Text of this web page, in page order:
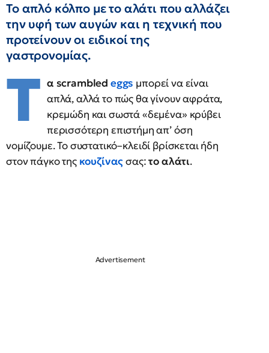
Το απλό κόλπο με το αλάτι που αλλάζει
την υφή των αυγών και η τεχνική που
προτείνουν οι ειδικοί της
γαστρονομίας.
Τ α scrambled eggs μπορεί να είναι
απλά, αλλά το πώς θα γίνουν αφράτα,
κρεμώδη και σωστά «δεμένα» κρύβει
περισσότερη επιστήμη απ’ όση
νομίζουμε. Το συστατικό–κλειδί βρίσκεται ήδη
στον πάγκο της κουζίναςσας:το αλάτι.